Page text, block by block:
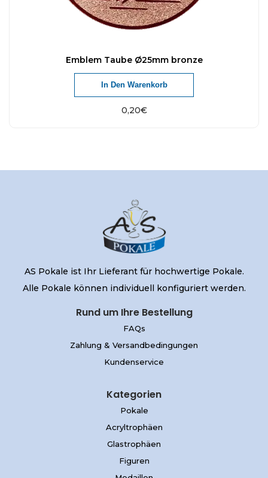
Emblem Taube Ø25mm bronze
0,20€
In Den Warenkorb
AS Pokale ist Ihr Lieferant für hochwertige Pokale.
Alle Pokale können individuell konfiguriert werden.
Rund um Ihre Bestellung
FAQs
Zahlung & Versandbedingungen
Kundenservice
Kategorien
Pokale
Acryltrophäen
Glastrophäen
Figuren